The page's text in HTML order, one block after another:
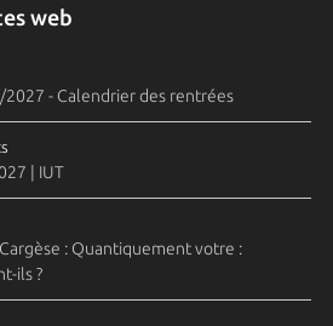
web
- Calendrier des rentrées
| IUT
: Quantiquement votre :
ils ?